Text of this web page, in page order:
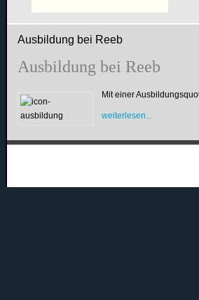
Ausbildung bei Reeb
Ausbildung bei Reeb
Mit einer
weiterlesen...